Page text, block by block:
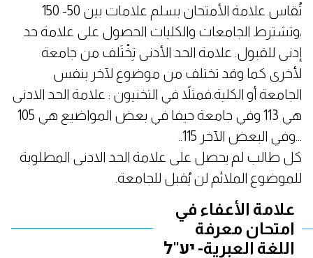
تُقاس علامة الأمتحان بسلم علامات بين 50- 150
،وتشترط الجامعات والكليات الحصول على علامة حد
إدنى للقبول. علامة الحد الأدنى تِخْتَلف من جامعة
لأخرى كما وقد تختلف من موضوع لآخر بنفس
الجامعة أو الكلية.فمثلاً في التخنيون : علامة الحد الادنى
هي 113 وفي جامعة حيفا في بعض المواضيع هي 105
...وفي البعض الآخر 115..
كل طالب لم يحصل على علامة الحد الادنى المطلوبة
للموضوع الملائم لن يُقبل للجامعة.
علامة الأعفاء في
امتحان معرفة
اللغة العبرية- יע"ל